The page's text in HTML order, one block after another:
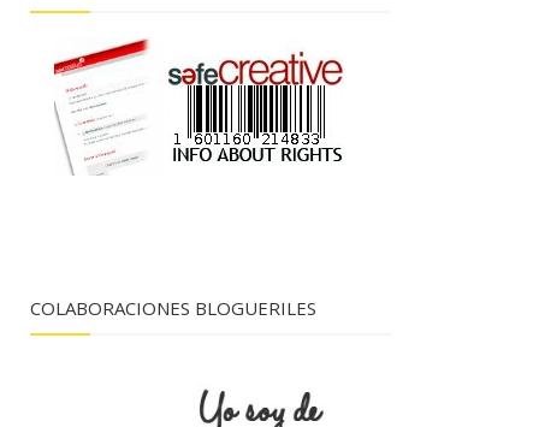
COLABORACIONES BLOGUERILES